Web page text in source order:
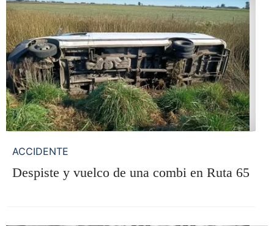
ACCIDENTE
Despiste y vuelco de una combi en Ruta 65